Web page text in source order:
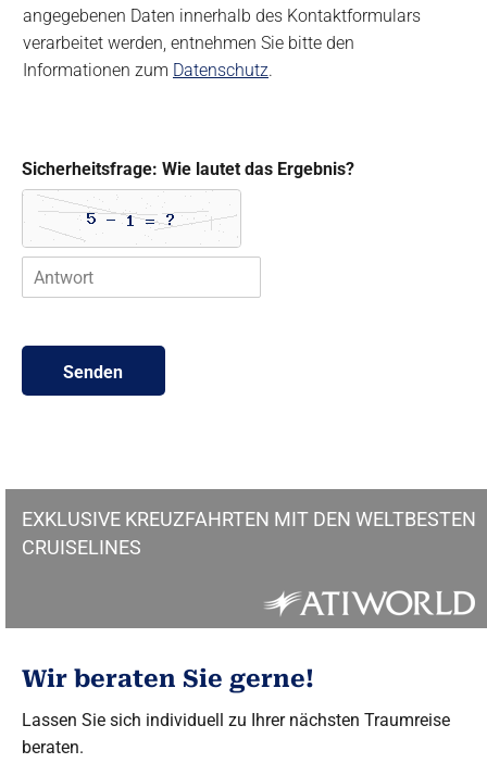
u
t
z
d
e
r
D
a
angegebenen Daten innerhalb des Kontaktformulars
verarbeitet werden, entnehmen Sie bitte den
Informationen zum Datenschutz.
Sicherheitsfrage: Wie lautet das Ergebnis?
Senden
EXKLUSIVE KREUZFAHRTEN MIT DEN WELTBESTEN
CRUISELINES
Wir beraten Sie gerne!
Lassen Sie sich individuell zu Ihrer nächsten Traumreise
beraten.